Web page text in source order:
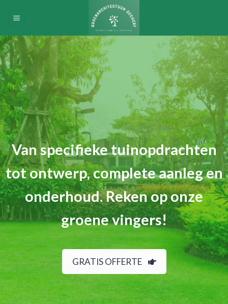
Van specifieke tuinopdrachten
tot ontwerp, complete aanleg en
onderhoud. Reken op onze
groene vingers!
GRATIS OFFERTE